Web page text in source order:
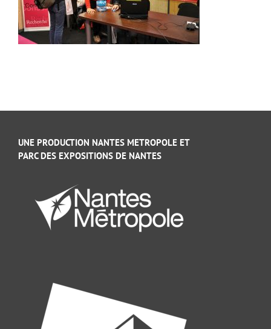
UNE PRODUCTION NANTES METROPOLE ET
PARC DES EXPOSITIONS DE NANTES